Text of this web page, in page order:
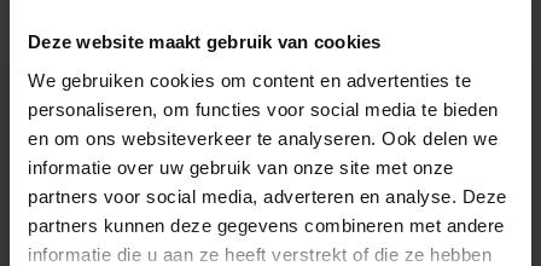
Deze website maakt gebruik van cookies
We gebruiken cookies om content en advertenties te
personaliseren, om functies voor social media te bieden
en om ons websiteverkeer te analyseren. Ook delen we
informatie over uw gebruik van onze site met onze
partners voor social media, adverteren en analyse. Deze
partners kunnen deze gegevens combineren met andere
informatie die u aan ze heeft verstrekt of die ze hebben
Edition slechts één universe, lokale video, streaming video en
laserfeed gebruiken. Wil je meer mogelijkheden, dan raden we je aan
de Duet-, Quartet- en Symphony-edities te bekijken.
Beschrijving en specificaties Downloads
Hulp of advies nodig?Ons team staat graag voor
je klaar!